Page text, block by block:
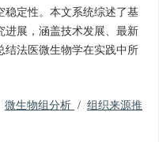
稳定性。本文系统综述了基
进展，涵盖技术发展、最新
结法医微生物学在实践中所
微生物组分析 / 组织来源推